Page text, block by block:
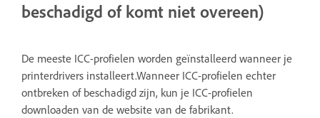
beschadigd of komt niet overeen)
De meeste ICC-profielen worden geïnstalleerd wanneer je
printerdrivers installeert.Wanneer ICC-profielen echter
ontbreken of beschadigd zijn, kun je ICC-profielen
downloaden van de website van de fabrikant.